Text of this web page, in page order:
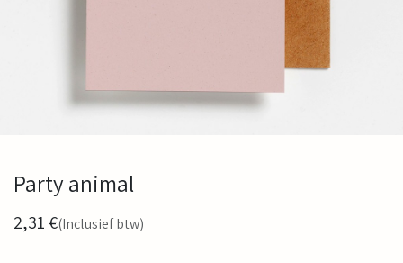
Party animal
2,31€(Inclusief btw)